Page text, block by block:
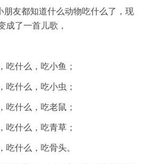
朋友都知道什么动物吃什么了，现
成了一首儿歌，
吃什么，吃小鱼；
吃什么，吃小虫；
吃什么，吃老鼠；
吃什么，吃青草；
吃什么，吃骨头。